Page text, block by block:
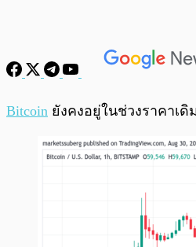
พร้อมเล่น
Bitcoin ยังคงอยู่ในช่วงราคาเ